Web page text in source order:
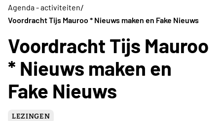
Agenda - activiteiten/
Voordracht Tijs Mauroo * Nieuws maken en Fake Nieuws
Voordracht Tijs Mauroo
* Nieuws maken en
Fake Nieuws
LEZINGEN